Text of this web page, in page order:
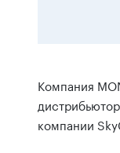
Компания
компании